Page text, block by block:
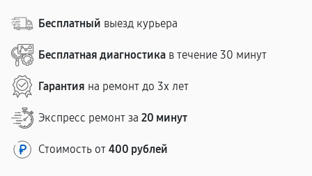
Бесплатный выезд курьера
Бесплатная диагностика в течение 30 минут
Гарантия на ремонт до 3х лет
Экспресс ремонт за 20 минут
Стоимость от 400 рублей